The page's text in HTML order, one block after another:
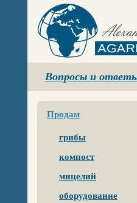
Agaricus.ru
Вопросы и
Продам
грибы
компост
мицелий
оборудование